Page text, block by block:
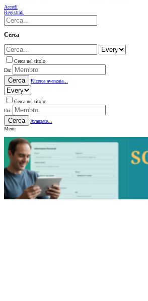
Accedi
Registrati
Cerca
Cerca nel titolo
Da:
Cerca Ricerca avanzata...
Cerca nel titolo
Da:
Cerca
Avanzate...
Menu